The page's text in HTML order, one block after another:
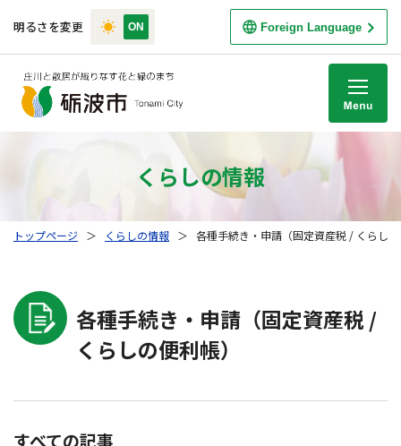
明るさを変更 Foreign Language
くらしの情報
トップページ ＞ くらしの情報 ＞ 各種手続き・申請（固定資産税 / くらし
各種手続き・申請（固定資産税 /
くらしの便利帳）
すべての記事